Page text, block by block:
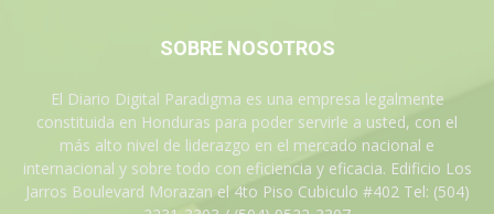
SOBRE NOSOTROS
El Diario Digital Paradigma es una empresa legalmente
constituida en Honduras para poder servirle a usted, con el
más alto nivel de liderazgo en el mercado nacional e
internacional y sobre todo con eficiencia y eficacia. Edificio Los
Jarros Boulevard Morazan el 4to Piso Cubiculo #402 Tel: (504)